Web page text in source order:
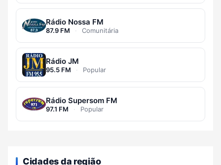
Rádio Nossa FM
87.9 FM · Comunitária
Rádio JM
95.5 FM · Popular
Rádio Supersom FM
97.1 FM · Popular
Cidades da região